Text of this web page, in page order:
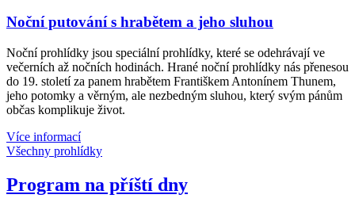
Noční putování s hrabětem a jeho sluhou
Noční prohlídky jsou speciální prohlídky, které se odehrávají ve
večerních až nočních hodinách. Hrané noční prohlídky nás přenesou
do 19. století za panem hrabětem Františkem Antonínem Thunem,
jeho potomky a věrným, ale nezbedným sluhou, který svým pánům
občas komplikuje život.
Více informací
Všechny prohlídky
Program na příští dny